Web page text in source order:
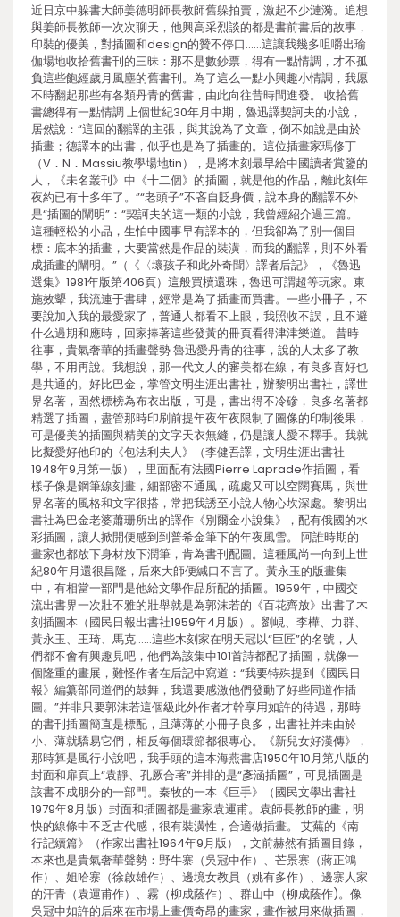
近日京中躲書大師姜德明師長教師舊躲拍賣，激起不少漣漪。追想
與姜師長教師一次次聊天，他興高采烈談的都是書前書后的故事，
印裝的優美，對插圖和design的贊不停口……這讓我幾多咀嚼出瑜
伽場地收拾舊書刊的三昧：那不是數鈔票，得有一點情調，才不孤
負這些飽經歲月風塵的舊書刊。為了這么一點小興趣小情調，我愿
不時翻起那些有各類丹青的舊書，由此向往昔時間進發。 收拾舊
書總得有一點情調 上個世紀30年月中期，魯迅譯契訶夫的小說，
居然說：“這回的翻譯的主張，與其說為了文章，倒不如說是由於
插畫；德譯本的出書，似乎也是為了插畫的。這位插畫家瑪修丁
（V．N．Massiu教學場地tin），是將木刻最早給中國讀者賞鑒的
人，《未名叢刊》中《十二個》的插圖，就是他的作品，離此刻年
夜約已有十多年了。”“老頭子”不吝自貶身價，說本身的翻譯不外
是“插圖的闡明”：“契訶夫的這一類的小說，我曾經紹介過三篇。
這種輕松的小品，生怕中國事早有譯本的，但我卻為了別一個目
標：底本的插畫，大要當然是作品的裝潢，而我的翻譯，則不外看
成插畫的闡明。”（《〈壞孩子和此外奇聞〉譯者后記》，《魯迅
選集》1981年版第406頁）這般買櫝還珠，魯迅可謂超等玩家。東
施效顰，我流連于書肆，經常是為了插畫而買書。一些小冊子，不
要說加入我的最愛家了，普通人都看不上眼，我照收不誤，且不避
什么過期和應時，回家捧著這些發黃的冊頁看得津津樂道。 昔時
往事，貴氣奢華的插畫聲勢 魯迅愛丹青的往事，說的人太多了教
學，不用再說。我想說，那一代文人的審美都在線，有良多喜好也
是共通的。好比巴金，掌管文明生涯出書社，辦黎明出書社，譯世
界名著，固然標榜為布衣出版，可是，書出得不冷磣，良多名著都
精選了插圖，盡管那時印刷前提年夜年夜限制了圖像的印制後果，
可是優美的插圖與精美的文字天衣無縫，仍是讓人愛不釋手。我就
比擬愛好他印的《包法利夫人》（李健吾譯，文明生涯出書社
1948年9月第一版），里面配有法國Pierre Laprade作插圖，看
樣子像是鋼筆線刻畫，細部密不通風，疏處又可以空闊賽馬，與世
界名著的風格和文字很搭，常把我誘至小說人物心坎深處。黎明出
書社為巴金老婆蕭珊所出的譯作《別爾金小說集》，配有俄國的水
彩插圖，讓人掀開便感到到普希金筆下的年夜風雪。 阿誰時期的
畫家也都放下身材放下潤筆，肯為書刊配圖。這種風尚一向到上世
紀80年月還很昌隆，后來大師便緘口不言了。黃永玉的版畫集
中，有相當一部門是他給文學作品所配的插圖。1959年，中國交
流出書界一次壯不雅的壯舉就是為郭沫若的《百花齊放》出書了木
刻插圖本（國民日報出書社1959年4月版）。劉峴、李樺、力群、
黃永玉、王琦、馬克……這些木刻家在明天冠以“巨匠”的名號，人
們都不會有興趣見吧，他們為該集中101首詩都配了插圖，就像一
個隆重的畫展，難怪作者在后記中寫道：“我要特殊提到《國民日
報》編纂部同道們的鼓舞，我還要感激他們發動了好些同道作插
圖。”并非只要郭沫若這個級此外作者才幹享用如許的待遇，那時
的書刊插圖簡直是標配，且薄薄的小冊子良多，出書社并未由於
小、薄就驕易它們，相反每個環節都很專心。《新兒女好漢傳》，
那時算是風行小說吧，我手頭的這本海燕書店1950年10月第八版的
封面和扉頁上“袁靜、孔厥合著”并排的是“彥涵插圖”，可見插圖是
該書不成朋分的一部門。秦牧的一本《巨手》（國民文學出書社
1979年8月版）封面和插圖都是畫家袁運甫。袁師長教師的畫，明
快的線條中不乏古代感，很有裝潢性，合適做插畫。 艾蕪的《南
行記續篇》（作家出書社1964年9月版），文前赫然有插圖目錄，
本來也是貴氣奢華聲勢：野牛寨（吳冠中作）、芒景寨（蔣正鴻
作）、姐哈寨（徐啟雄作）、邊境女教員（姚有多作）、邊寨人家
的汗青（袁運甫作）、霧（柳成蔭作）、群山中（柳成蔭作)。像
吳冠中如許的后來在市場上畫價奇昂的畫家，畫作被用來做插圖，